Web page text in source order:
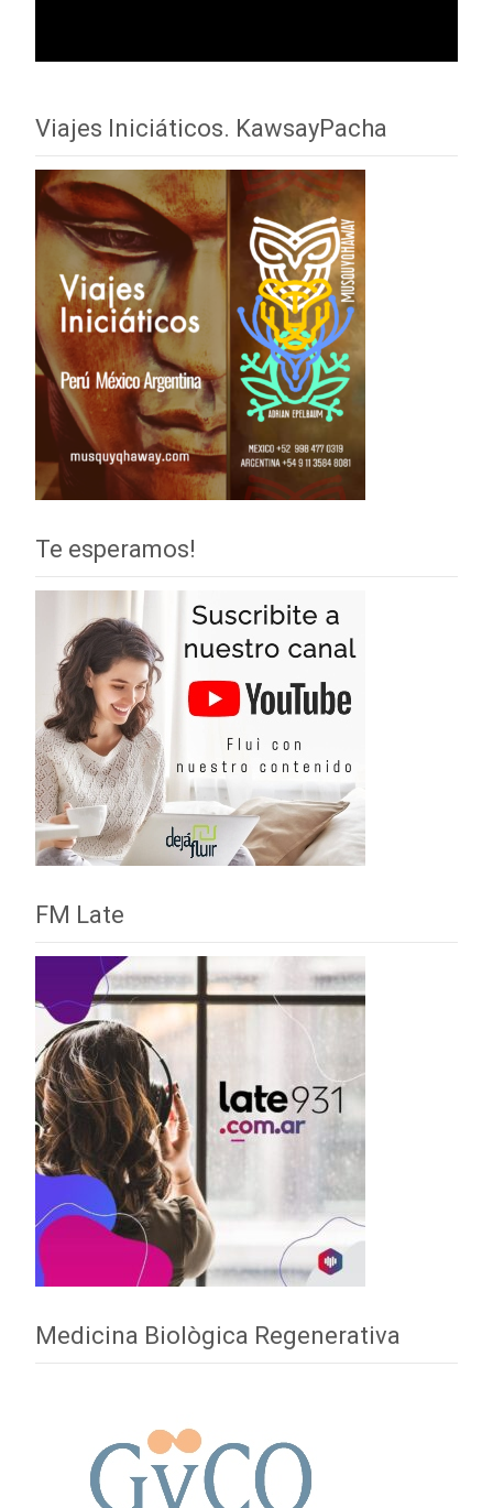
Viajes Iniciáticos. KawsayPacha
Te esperamos!
FM Late
Medicina Biològica Regenerativa